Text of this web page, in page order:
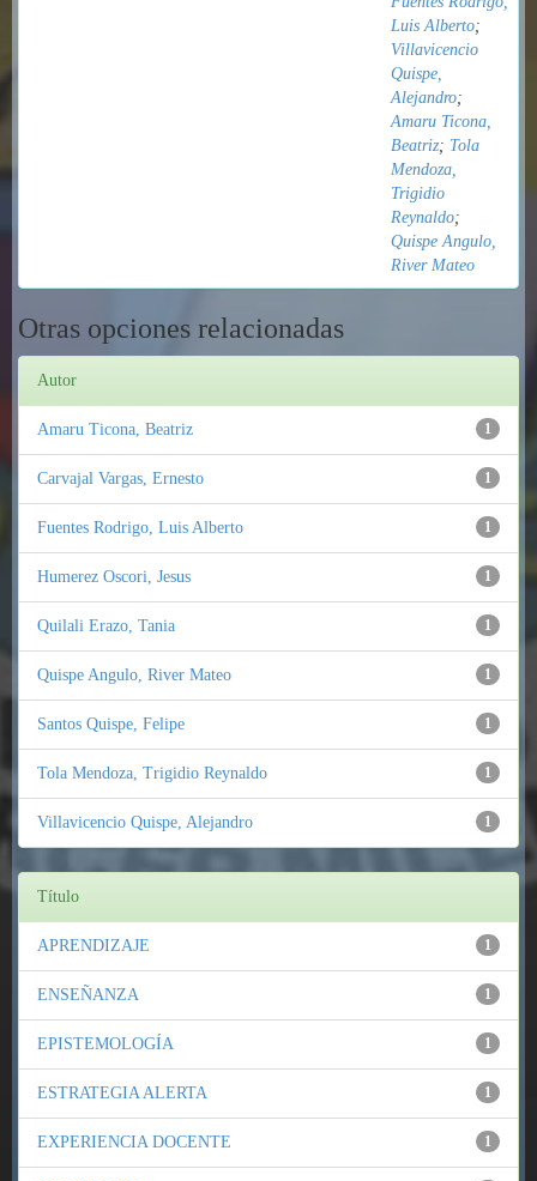
Luis Alberto;
Villavicencio
Quispe,
Alejandro;
Amaru Ticona,
Beatriz; Tola
Mendoza,
Trigidio
Reynaldo;
Quispe Angulo,
River Mateo
Otras opciones relacionadas
Autor
1
Amaru Ticona, Beatriz
1
Carvajal Vargas, Ernesto
1
Fuentes Rodrigo, Luis Alberto
1
Humerez Oscori, Jesus
1
Quilali Erazo, Tania
1
Quispe Angulo, River Mateo
1
Santos Quispe, Felipe
1
Tola Mendoza, Trigidio Reynaldo
1
Villavicencio Quispe, Alejandro
Título
1
APRENDIZAJE
1
ENSEÑANZA
1
EPISTEMOLOGÍA
1
ESTRATEGIA ALERTA
1
EXPERIENCIA DOCENTE